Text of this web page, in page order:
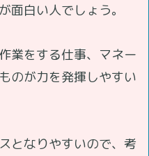
面白い人でしょう。
業をする仕事、マネー
のが力を発揮しやすい
となりやすいので、考